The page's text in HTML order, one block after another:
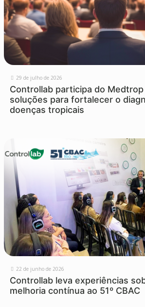
29 de julho de 2026
Controllab participa do
soluções para fortalecer o
doenças tropicais
22 de junho de 2026
Controllab leva experiências
melhoria contínua ao 51º CBAC